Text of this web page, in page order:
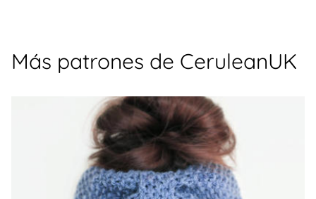
Más patrones de CeruleanUK